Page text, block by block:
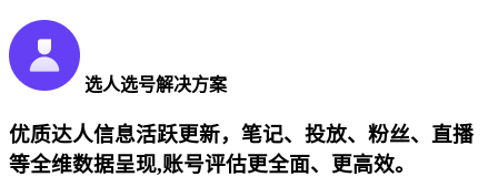
选人选号解决方案
优质达人信息活跃更新，笔记、投放、粉丝、直播
等全维数据呈现,账号评估更全面、更高效。